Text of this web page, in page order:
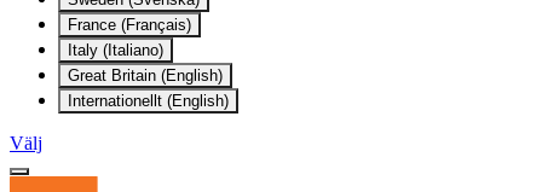
France (Français)
Italy (Italiano)
Great Britain (English)
Internationellt (English)
Välj